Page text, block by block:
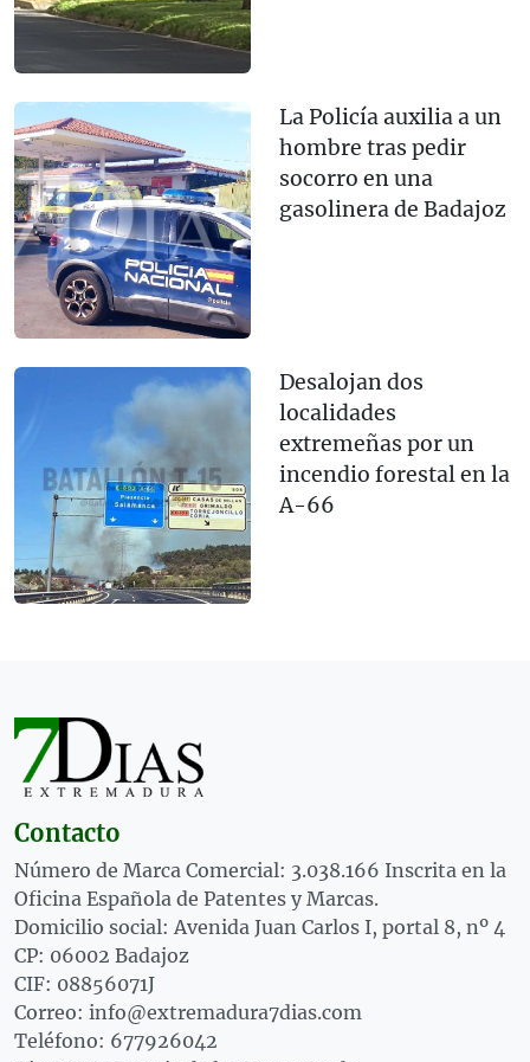
La Policía auxilia a un
hombre tras pedir
socorro en una
gasolinera de Badajoz
Desalojan dos
localidades
extremeñas por un
incendio forestal en la
A-66
Contacto
Número de Marca Comercial: 3.038.166 Inscrita en la
Oficina Española de Patentes y Marcas.
Domicilio social: Avenida Juan Carlos I, portal 8, nº 4
CP: 06002 Badajoz
CIF: 08856071J
Correo: info@extremadura7dias.com
Teléfono: 677926042